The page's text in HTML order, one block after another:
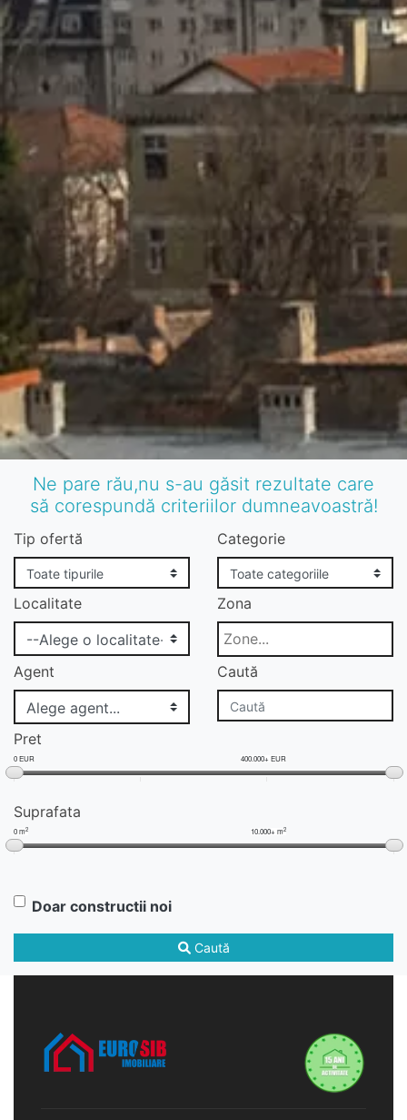
Ne pare rău,nu s-au găsit rezultate care
să corespundă criteriilor dumneavoastră!
Tip ofertă Categorie
Localitate Zona
Agent Caută
Pret
0 EUR 400.000+ EUR
Suprafata
0 m2 10.000+ m2
Doar constructii noi
Caută